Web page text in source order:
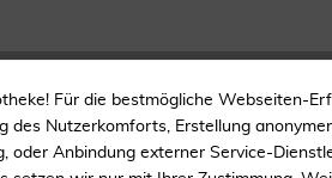
Cutimed Siltec B
Stück
Für die bestmögliche Webseiten-
des Nutzerkomforts, Erstellung
Anbindung externer Service-